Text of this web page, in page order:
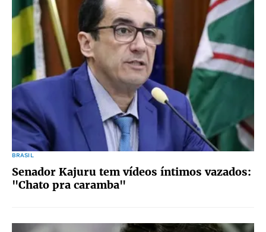
BRASIL
Senador Kajuru tem vídeos íntimos vazados:
"Chato pra caramba"